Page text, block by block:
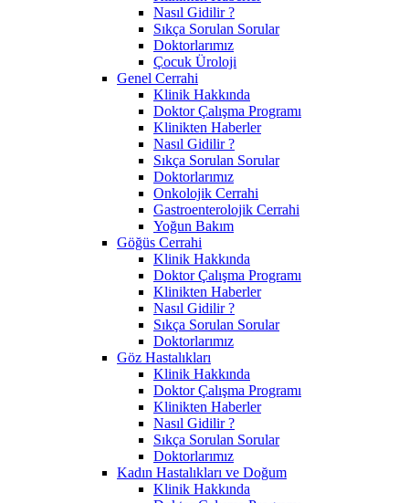
Nasıl Gidilir ?
Sıkça Sorulan Sorular
Doktorlarımız
Çocuk Üroloji
Genel Cerrahi
Klinik Hakkında
Doktor Çalışma Programı
Klinikten Haberler
Nasıl Gidilir ?
Sıkça Sorulan Sorular
Doktorlarımız
Onkolojik Cerrahi
Gastroenterolojik Cerrahi
Yoğun Bakım
Göğüs Cerrahi
Klinik Hakkında
Doktor Çalışma Programı
Klinikten Haberler
Nasıl Gidilir ?
Sıkça Sorulan Sorular
Doktorlarımız
Göz Hastalıkları
Klinik Hakkında
Doktor Çalışma Programı
Klinikten Haberler
Nasıl Gidilir ?
Sıkça Sorulan Sorular
Doktorlarımız
Kadın Hastalıkları ve Doğum
Klinik Hakkında